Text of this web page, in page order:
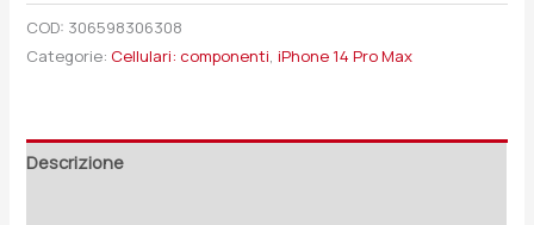
COD: 306598306308
Categorie: Cellulari: componenti,iPhone 14 Pro Max
Descrizione